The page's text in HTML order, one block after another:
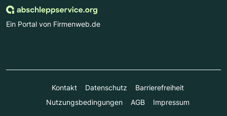
Ein Portal von Firmenweb.de
Kontakt Datenschutz
Barrierefreiheit
Nutzungsbedingungen
AGB Impressum